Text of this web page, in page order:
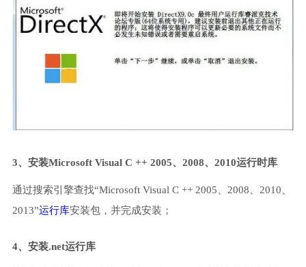
3、安装Microsoft Visual C ++ 2005、2008、2010运行时库
通过搜索引擎查找“Microsoft Visual C ++ 2005、2008、2010、
2013”运行库安装包，并完成安装；
4、安装.net运行库